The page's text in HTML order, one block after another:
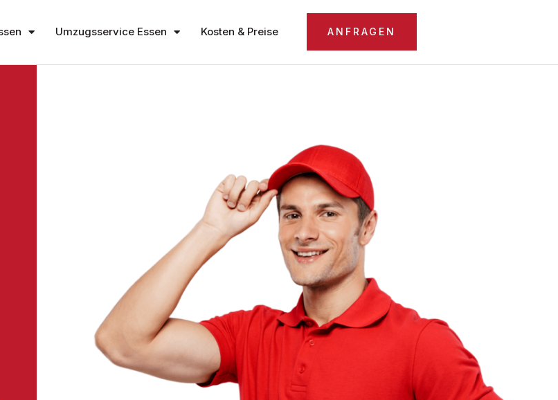
Umzugsservice Essen Kosten & Preise ANFRAGEN